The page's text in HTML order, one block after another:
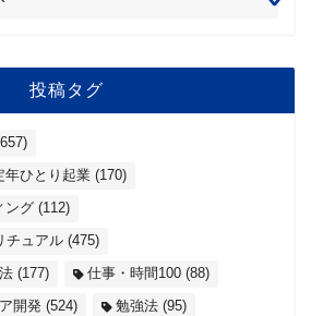
投稿タグ
年ひとり起業 (170)
ング (112)
チュアル (475)
(177) 仕事・時間100 (88)
開発 (524) 勉強法 (95)